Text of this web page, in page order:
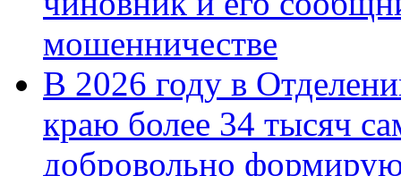
мошенничестве
В 2026 году в
краю более 34 тысяч
добровольно